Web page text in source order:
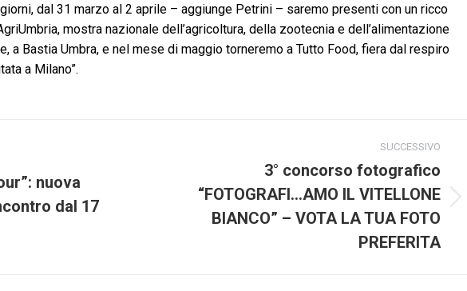
dal 31 marzo al 2 aprile – aggiunge Petrini – saremo presenti con un ricco
mostra nazionale dell’agricoltura, della zootecnia e dell’alimentazione
a Bastia Umbra, e nel mese di maggio torneremo a Tutto Food, fiera dal respiro
a Milano”.
nuova
dal 17
SUCCESSIVO
3° concorso fotografico
“FOTOGRAFI…AMO IL VITELLONE
BIANCO” – VOTA LA TUA FOTO
PREFERITA